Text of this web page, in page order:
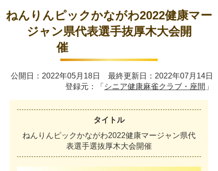
ねんりんピックかながわ2022健康マー
ジャン県代表選手抜厚木大会開
催
公開日：2022年05月18日 最終更新日：2022年07月14日
登録元：「 シニア健康麻雀クラブ・座間 」
タイトル
ねんりんピックかながわ2022健康マージャン県代
表選手選抜厚木大会開催